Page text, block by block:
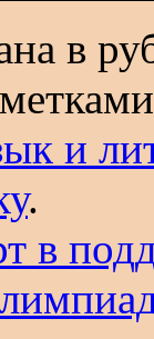
в
и
.
в